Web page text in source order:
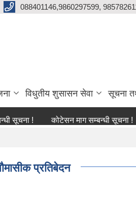
088401146,9860297599,
विधुतीय शुसासन सेवा सूचना
! कोटेसन माग सम्बन्धी सूचना !
प्रतिबेदन